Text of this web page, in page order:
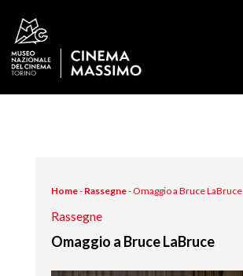
Home- Rassegne-Omaggio a Bruce LaBruce
Rassegne
Omaggio a Bruce LaBruce